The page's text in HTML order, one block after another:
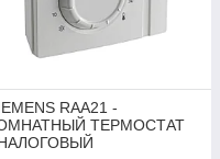
RAA21 -
ТЕРМОСТАТ